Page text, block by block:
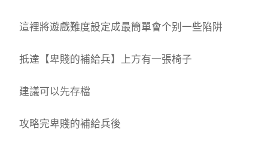
這裡將遊戲難度設定成最簡單會个别一些陷阱
抵達【卑賤的補給兵】上方有一張椅子
建議可以先存檔
攻略完卑賤的補給兵後